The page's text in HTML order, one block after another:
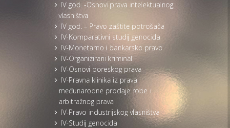
IV god. -Osnovi prava intelektualnog
vlasništva
IV god. – Pravo zaštite potrošača
IV-Komparativni studij genocida
IV-Monetarno i bankarsko pravo
IV-Organizirani kriminal
IV-Osnovi poreskog prava
IV-Pravna klinika iz prava
međunarodne prodaje robe i
arbitražnog prava
IV-Pravo industrijskog vlasništva
IV-Studij genocida